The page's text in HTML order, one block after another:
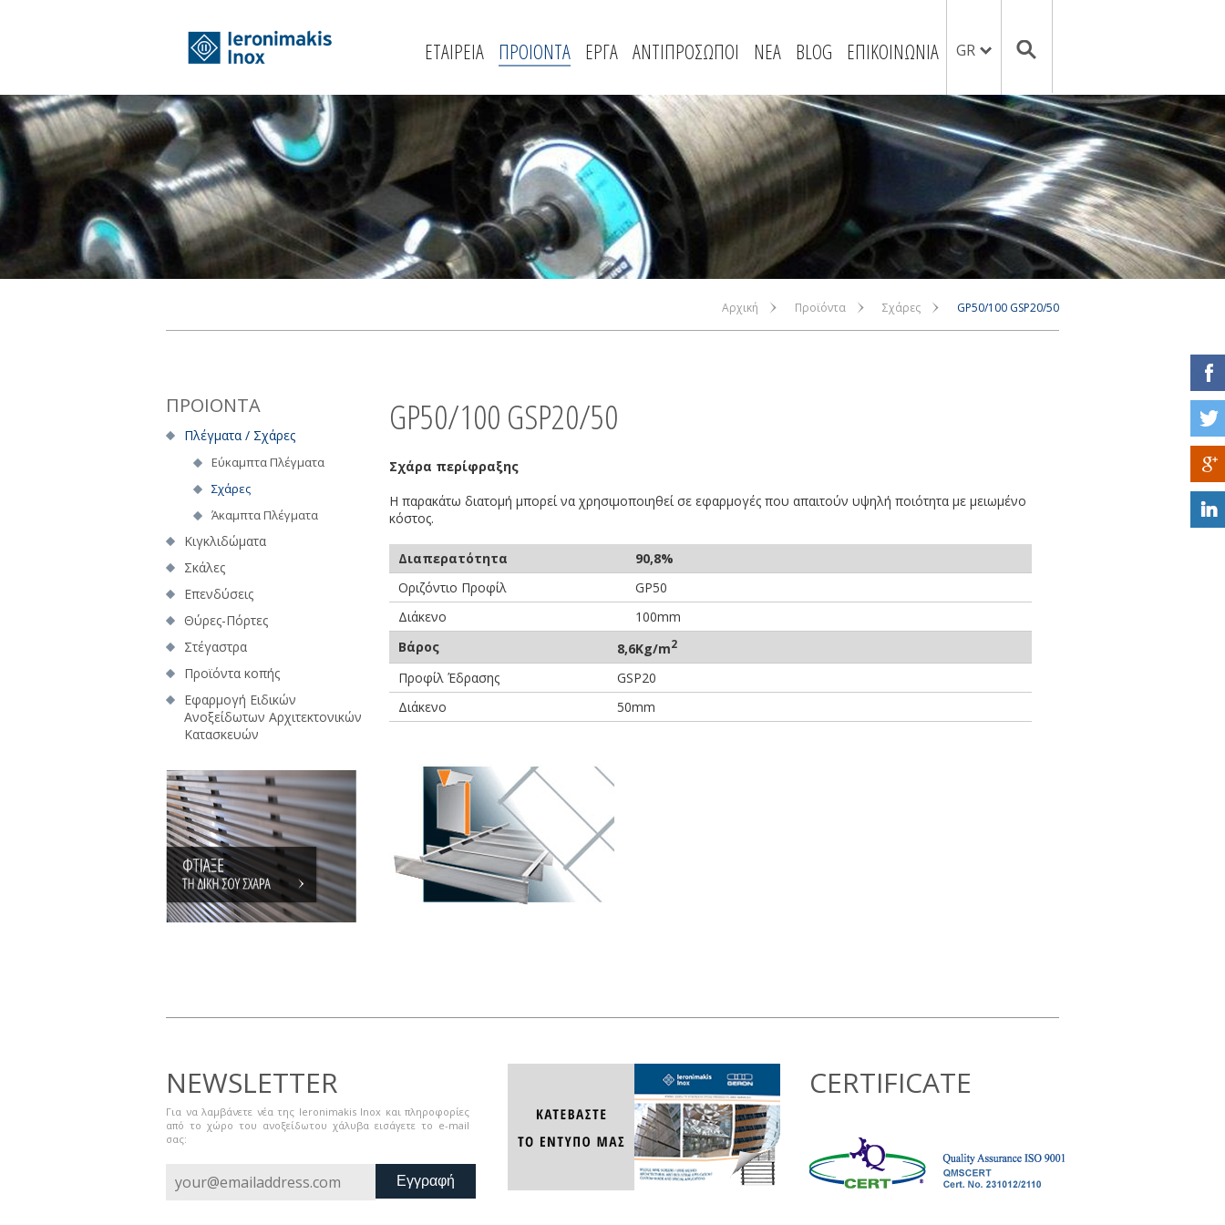
ΕΤΑΙΡΕΙΑ ΠΡΟΙΟΝΤΑ ΕΡΓΑ ΑΝΤΙΠΡΟΣΩΠΟΙ ΝΕΑ BLOG ΕΠΙΚΟΙΝΩΝΙΑ GR
Αρχική Προϊόντα Σχάρες GP50/100 GSP20/50
ΠΡΟΙΟΝΤΑ
Πλέγματα / Σχάρες
Εύκαμπτα Πλέγματα
Σχάρες
Άκαμπτα Πλέγματα
Κιγκλιδώματα
Σκάλες
Επενδύσεις
Θύρες-Πόρτες
Στέγαστρα
Προϊόντα κοπής
Εφαρμογή Ειδικών
Ανοξείδωτων Αρχιτεκτονικών
Κατασκευών
GP50/100 GSP20/50
Σχάρα περίφραξης
Η παρακάτω διατομή μπορεί να χρησιμοποιηθεί σε εφαρμογές που απαιτούν υψηλή ποιότητα με μειωμένο
κόστος.
Διαπερατότητα
90,8%
Οριζόντιο Προφίλ
GP50
Διάκενο
100mm
Βάρος
8,6Kg/m2
Προφίλ Έδρασης
GSP20
Διάκενο
50mm
NEWSLETTER
Για να λαμβάνετε νέα της Ieronimakis Inox και πληροφορίες
από το χώρο του ανοξείδωτου χάλυβα εισάγετε το e-mail
σας:
Εγγραφή
CERTIFICATE